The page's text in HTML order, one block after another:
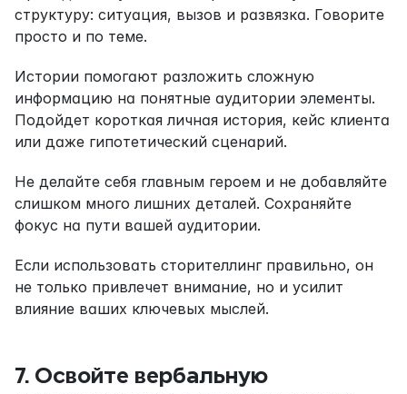
структуру: ситуация, вызов и развязка. Говорите
просто и по теме.
Истории помогают разложить сложную
информацию на понятные аудитории элементы.
Подойдет короткая личная история, кейс клиента
или даже гипотетический сценарий.
Не делайте себя главным героем и не добавляйте
слишком много лишних деталей. Сохраняйте
фокус на пути вашей аудитории.
Если использовать сторителлинг правильно, он
не только привлечет внимание, но и усилит
влияние ваших ключевых мыслей.
7. Освойте вербальную